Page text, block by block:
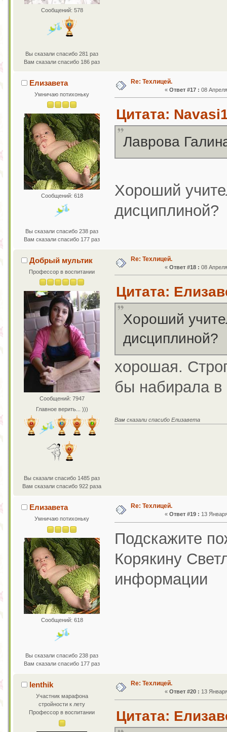
Сообщений: 578
Вы сказали спасибо 281 раз
Вам сказали спасибо 186 раз
Елизавета
Умничаю потихоньку
Сообщений: 618
Вы сказали спасибо 238 раз
Вам сказали спасибо 177 раз
Re: Техлицей.
«Ответ #17 : 08
Цитата:
Лаврова
Хороший
дисциплиной?
Добрый мультик
Профессор в воспитании
Сообщений: 7947
Главное верить... )))
Вы сказали спасибо 1485 раз
Вам сказали спасибо 922 раза
Re: Техлицей.
«Ответ #18 : 08
Цитата:
Хороший
дисциплиной?
хорошая.
бы набирала
Вам сказали спасибо Елизавета
Елизавета
Умничаю потихоньку
Сообщений: 618
Вы сказали спасибо 238 раз
Вам сказали спасибо 177 раз
Re: Техлицей.
« Ответ #19 : 13
Подскажите
Корякину
информации
lenthik
Участник марафона
стройности к лету
Профессор в воспитании
Re: Техлицей.
« Ответ #20 : 13
Цитата: